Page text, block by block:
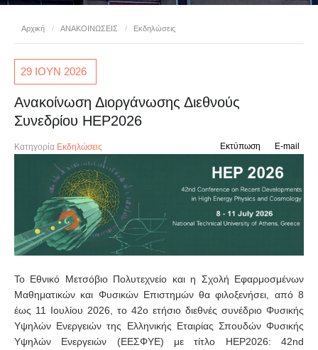
Αρχική / ΑΝΑΚΟΙΝΩΣΕΙΣ / Εκδηλώσεις
29 ΙΟΥΝ 2026
Ανακοίνωση Διοργάνωσης Διεθνούς
Συνεδρίου HEP2026
Κατηγορία Εκδηλώσεις E-mail
Εκτύπωση
Το Εθνικό Μετσόβιο Πολυτεχνείο και η Σχολή Εφαρμοσμένων
Μαθηματικών και Φυσικών Επιστημών θα φιλοξενήσει, από 8
έως 11 Ιουλίου 2026, το 42ο ετήσιο διεθνές συνέδριο Φυσικής
Υψηλών Ενεργειών της Ελληνικής Εταιρίας Σπουδών Φυσικής
Υψηλών Ενεργειών (ΕΕΣΦΥΕ) με τίτλο HEP2026: 42nd